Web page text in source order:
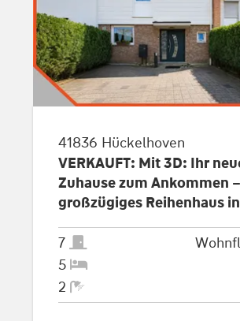
41836 Hückelhoven
VERKAUFT: Mit 3D: Ihr
Zuhause zum Ankommen –
großzügiges Reihenhaus in
Hückelhoven - perfekt für
Familien.
7
5
2